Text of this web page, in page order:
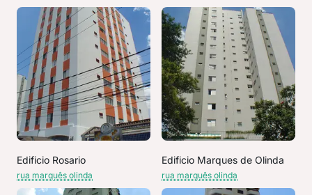
Edificio Rosario
rua marquês olinda
Edificio Marques de Olinda
rua marquês olinda